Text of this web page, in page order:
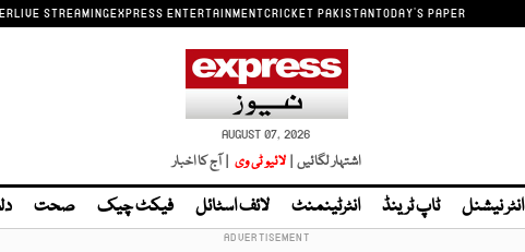
LIVE STREAMINGEXPRESS ENTERTAINMENTCRICKET PAKISTANTODAY'S PAPER
AUGUST 07, 2026
اشتہار لگائیں | لائیو ٹی وی | آج کا اخبار
انٹر نیشنل ٹاپ ٹرینڈ انٹرٹینمنٹ لائف اسٹائل فیکٹ چیک صحت